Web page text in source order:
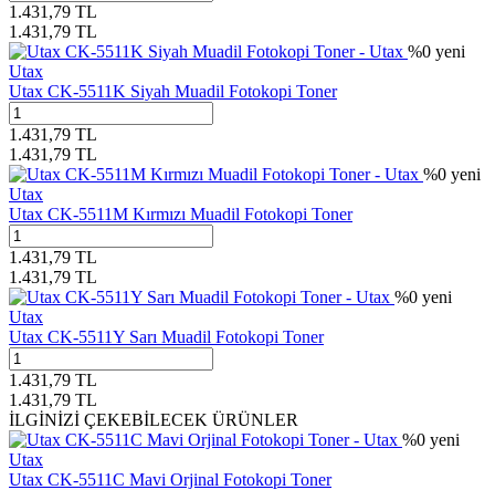
1.431,79 TL
1.431,79 TL
%0 yeni
Utax
Utax CK-5511K Siyah Muadil Fotokopi Toner
1.431,79 TL
1.431,79 TL
%0 yeni
Utax
Utax CK-5511M Kırmızı Muadil Fotokopi Toner
1.431,79 TL
1.431,79 TL
%0 yeni
Utax
Utax CK-5511Y Sarı Muadil Fotokopi Toner
1.431,79 TL
1.431,79 TL
İLGİNİZİ ÇEKEBİLECEK ÜRÜNLER
%0 yeni
Utax
Utax CK-5511C Mavi Orjinal Fotokopi Toner